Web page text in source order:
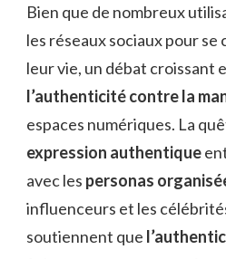
Bien que de nombreux
les réseaux sociaux pour
leur vie, un débat croissant
l’authenticité contre la
espaces numériques. La
expression authentique
avec les personas
influenceurs et les
soutiennent que